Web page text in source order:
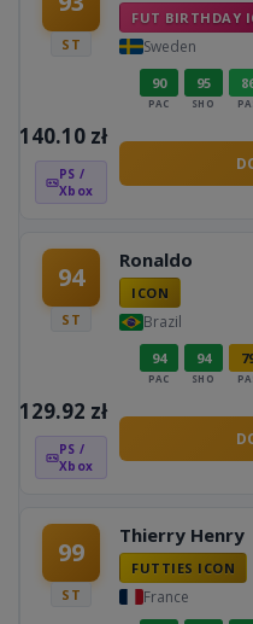
ST
FUT BIRTHDAY
Sweden
90
PAC
95
SHO
140.10 zł
PS /
Xbox
94
ST
Ronaldo
ICON
Brazil
94
PAC
94
SHO
129.92 zł
PS /
Xbox
99
ST
Thierry Henry
FUTTIES ICON
France